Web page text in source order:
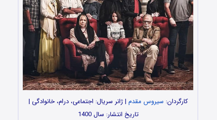
کارگردان: سیروس مقدم | ژانر سریال: اجتماعی، درام، خانوادگی |
تاریخ انتشار: سال 1400